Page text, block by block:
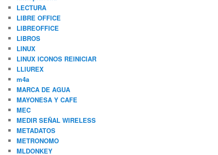
LECTURA
LIBRE OFFICE
LIBREOFFICE
LIBROS
LINUX
LINUX ICONOS REINICIAR
LLIUREX
m4a
MARCA DE AGUA
MAYONESA Y CAFE
MEC
MEDIR SEÑAL WIRELESS
METADATOS
METRONOMO
MLDONKEY